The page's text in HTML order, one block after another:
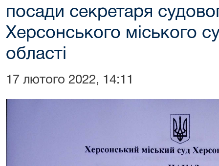
посади секретаря
Херсонського міського
області
17 лютого 2022, 14:11